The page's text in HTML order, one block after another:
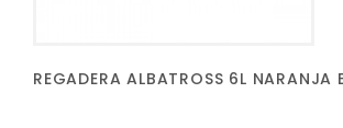
REGADERA ALBATROSS 6L NARANJA